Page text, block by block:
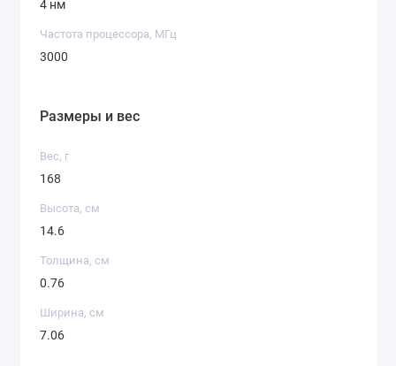
4 нм
Частота процессора, МГц
3000
Размеры и вес
Вес, г
168
Высота, см
14.6
Толщина, см
0.76
Ширина, см
7.06